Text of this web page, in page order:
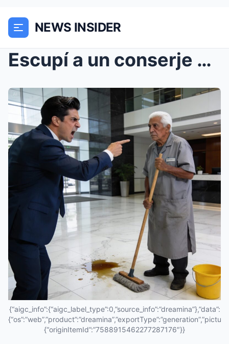
NEWS INSIDER
Escupí a un conserje por manchar mis zapatos de 5,...
{“aigc_info”:{“aigc_label_type”:0,”source_info”:”dreamina”},”data”:
{“originItemId”:”7588915462277287176″}}